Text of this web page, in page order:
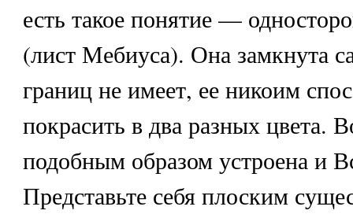
есть такое понятие —
(лист Мебиуса). Она замкнута
границ не имеет, ее никоим
покрасить в два разных цвета.
подобным образом устроена и
Представьте себя плоским